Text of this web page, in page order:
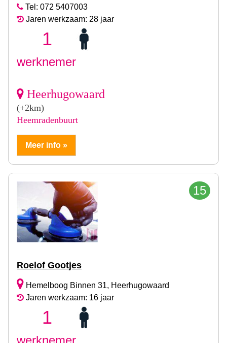
Tel: 072 5407003
Jaren werkzaam: 28 jaar
1
werknemer
Heerhugowaard
(+2km)
Heemradenbuurt
Meer info »
15
Roelof Gootjes
Hemelboog Binnen 31, Heerhugowaard
Jaren werkzaam: 16 jaar
1